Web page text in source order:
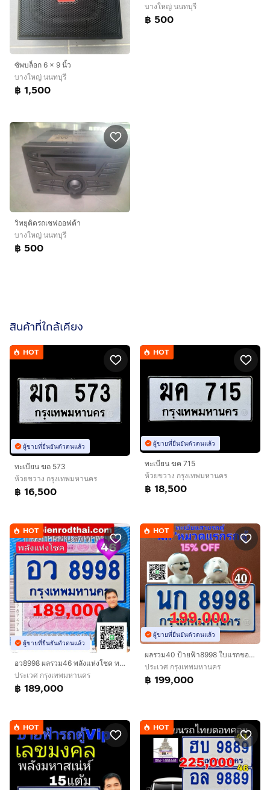
ซัพบล็อก 6 × 9 นิ้ว
บางใหญ่ นนทบุรี
฿ 1,500
บางใหญ่ นนทบุรี
฿ 500
วิทยุติดรถเชฟออฟต้า
บางใหญ่ นนทบุรี
฿ 500
สินค้าที่ใกล้เคียง
HOT
ผู้ขายที่ยืนยันตัวตนแล้ว
ทะเบียน ฆถ 573
ห้วยขวาง กรุงเทพมหานคร
฿ 16,500
HOT
ผู้ขายที่ยืนยันตัวตนแล้ว
ทะเบียน ฆค 715
ห้วยขวาง กรุงเทพมหานคร
฿ 18,500
HOT
ผู้ขายที่ยืนยันตัวตนแล้ว
อว8998 ผลรวม46 พลังแห่งโชค​ ทะเบียนรถตู้8998 ทะเบียนป้ายฟ้า8998 ป้ายฟ้ารถตู้8998 หาทะเบียน8998ใส่รถตู้ต้องเลขนี้เฮงปังสุดยอด​ เจ้าของขายเอง
ประเวศ กรุงเทพมหานคร
฿ 189,000
HOT
ผู้ขายที่ยืนยันตัวตนแล้ว
ผลรวม40 ป้ายฟ้า8998 ใบแรกของประเทศไทย​ นก8998 ทะเบียนรถตู้ป้ายฟ้า8998​ ป้ายฟ้ารถตู้8998 ทะเบียนมงคลรถตู้ เจ้าของขายเอง​ รับประกันความชัวร์
ประเวศ กรุงเทพมหานคร
฿ 199,000
HOT HOT